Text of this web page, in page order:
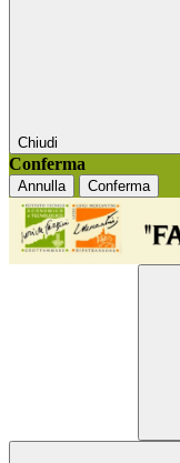
Chiudi
Conferma
Annulla Conferma